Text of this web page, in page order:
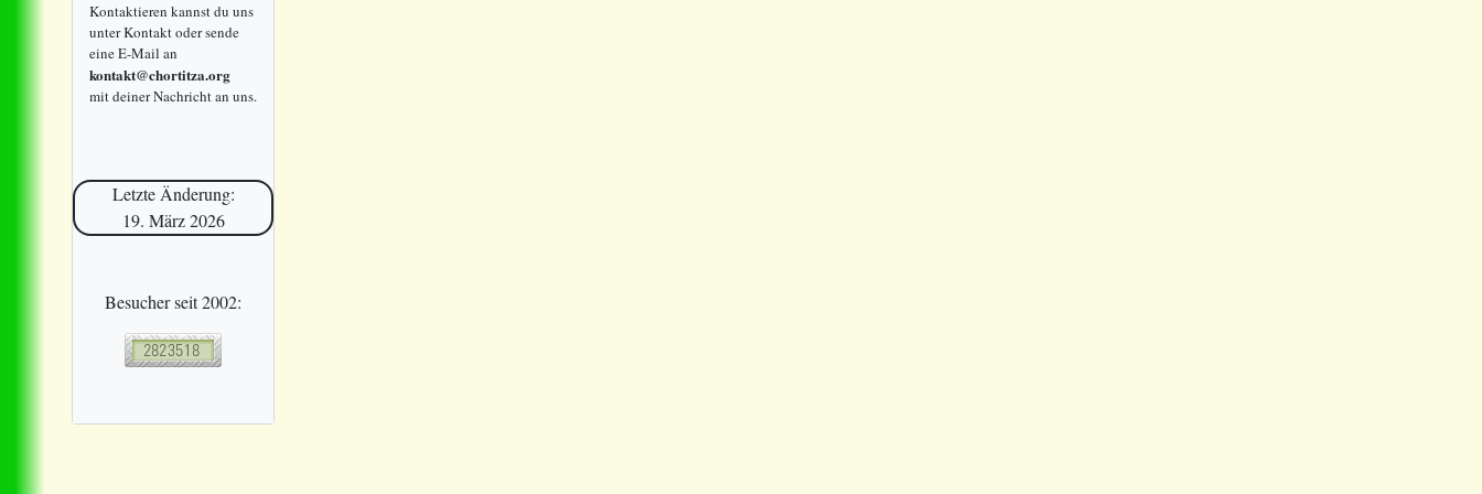
Kontaktieren kannst du uns
unter Kontakt oder sende
eine E-Mail an
kontakt@chortitza.org
mit deiner Nachricht an uns.
Letzte Änderung:
19. März 2026
Besucher seit 2002: